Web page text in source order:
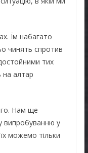
Їм набагато
чинять спротив
тих
на алтар
Нам ще
випробуванню у
їх можемо тільки